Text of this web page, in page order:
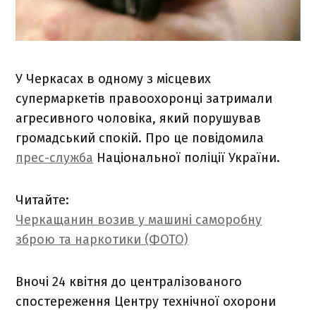
У Черкасах в одному з місцевих
супермаркетів правоохоронці затримали
агресивного чоловіка, який порушував
громадський спокій. Про це повідомила
прес-служба Національної поліції України.
Читайте:
Черкащанин возив у машині саморобну
зброю та наркотики (ФОТО)
Вночі 24 квітня до централізованого
спостереження Центру технічної охорони